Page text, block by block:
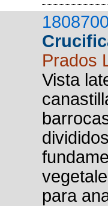
Prados
Vista
para